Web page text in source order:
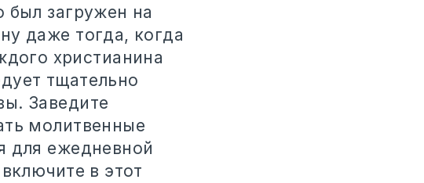
был загружен на
даже тогда, когда
христианина
тщательно
Заведите
молитвенные
для ежедневной
в этот